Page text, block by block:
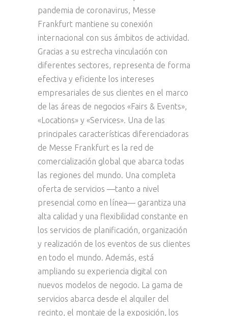
pandemia de coronavirus, Messe
Frankfurt mantiene su conexión
internacional con sus ámbitos de actividad.
Gracias a su estrecha vinculación con
diferentes sectores, representa de forma
efectiva y eficiente los intereses
empresariales de sus clientes en el marco
de las áreas de negocios «Fairs & Events»,
«Locations» y «Services». Una de las
principales características diferenciadoras
de Messe Frankfurt es la red de
comercialización global que abarca todas
las regiones del mundo. Una completa
oferta de servicios —tanto a nivel
presencial como en línea— garantiza una
alta calidad y una flexibilidad constante en
los servicios de planificación, organización
y realización de los eventos de sus clientes
en todo el mundo. Además, está
ampliando su experiencia digital con
nuevos modelos de negocio. La gama de
servicios abarca desde el alquiler del
recinto, el montaje de la exposición, los